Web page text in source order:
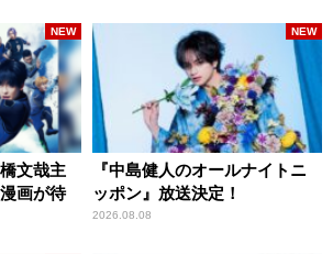
文哉主
画が待
NEW
『中島健人のオールナイトニ
ッポン』放送決定！
2026.08.08
NEW